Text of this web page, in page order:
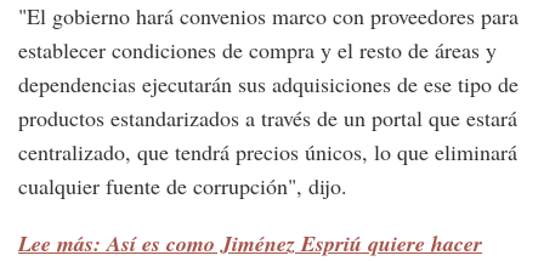
"El gobierno hará convenios marco con proveedores para
establecer condiciones de compra y el resto de áreas y
dependencias ejecutarán sus adquisiciones de ese tipo de
productos estandarizados a través de un portal que estará
centralizado, que tendrá precios únicos, lo que eliminará
cualquier fuente de corrupción", dijo.
Lee más: Así es como Jiménez Espriú quiere hacer